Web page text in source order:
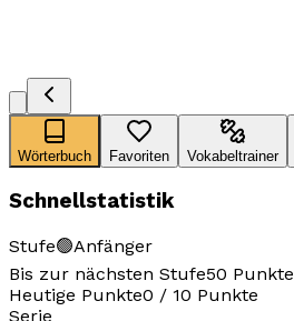
Wörterbuch Favoriten Vokabeltrainer
Schnellstatistik
Stufe🟢Anfänger
Bis zur nächsten Stufe50 Punkte
Heutige Punkte0 / 10 Punkte
Serie